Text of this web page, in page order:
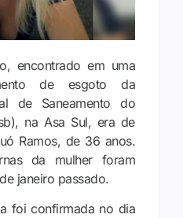
encontrado em uma
de esgoto da
de Saneamento do
na Asa Sul, era de
Ramos, de 36 anos.
da mulher foram
janeiro passado.
foi confirmada no dia